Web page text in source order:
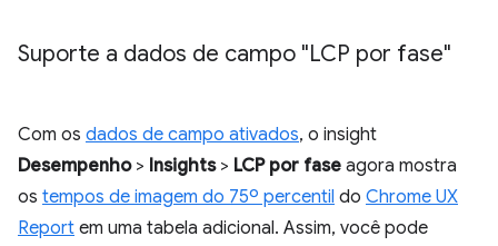
Suporte a dados de campo "LCP por fase"
Com os dados de campo ativados, o insight
Desempenho> Insights> LCP por fase agora mostra
os tempos de imagem do 75º percentil do Chrome UX
Report em uma tabela adicional. Assim, você pode